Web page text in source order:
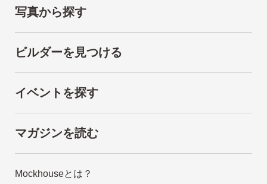
写真から探す
ビルダーを見つける
イベントを探す
マガジンを読む
Mockhouseとは？